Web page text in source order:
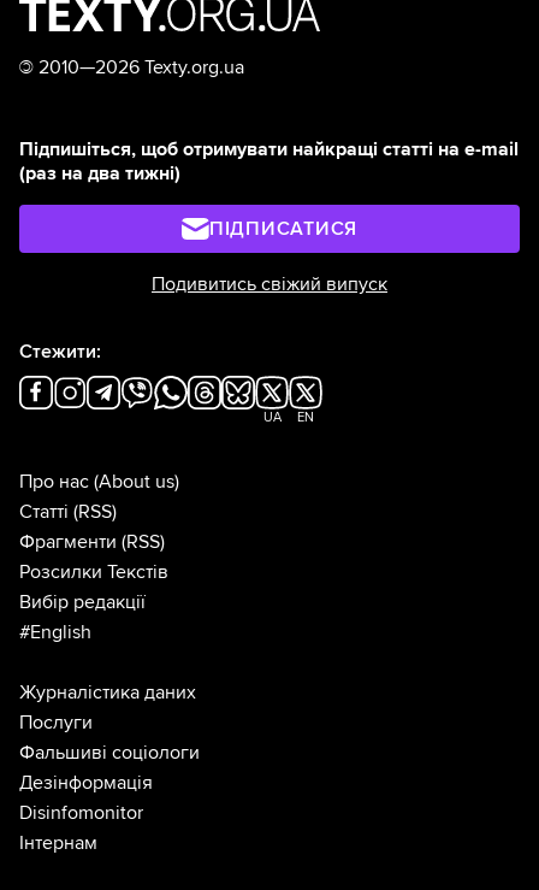
© 2010—2026 Texty.org.ua
Підпишіться, щоб отримувати найкращі статті на e-mail
(раз на два тижні)
ПІДПИСАТИСЯ
Подивитись свіжий випуск
Стежити:
UA EN
Про нас (About us)
Статті (RSS)
Фрагменти (RSS)
Розсилки Текстів
Вибір редакції
#English
Журналістика даних
Послуги
Фальшиві соціологи
Дезінформація
Disinfomonitor
Інтернам